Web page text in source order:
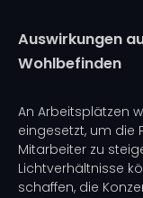
Auswirkungen
Wohlbefinden
An Arbeitsplätzen
eingesetzt, um die
Mitarbeiter zu
Lichtverhältnisse
schaffen, die